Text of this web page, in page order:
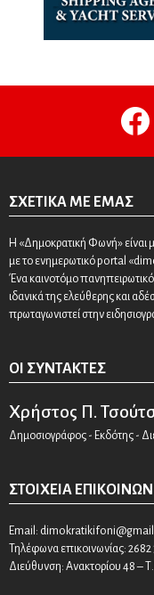
ΣΧΕΤΙΚΆ ΜΕ ΕΜΆΣ
Η «Δημοκρατική Φωνή» είναι
με το ενημερωτικό portal
Ένα καινοτόμο πανηπειρωτικό
ιδανικά της ελεύθερης και
πρωταγωνιστεί στην
ΟΙ ΣΥΝΤΆΚΤΕΣ
Χρήστος Π.
Δημοσιογράφος - Εκδότης -
ΣΤΟΙΧΕΊΑ
Email:
Τηλέφωνα επικοινωνίας: 2682
Διεύθυνση: Ανακτορίου 48 –